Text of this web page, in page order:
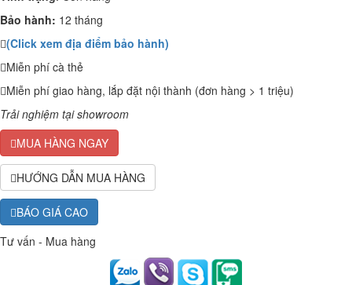
Bảo hành: 12 tháng
(Click xem địa điểm bảo hành)
Miễn phí cà thẻ
Miễn phí giao hàng, lắp đặt nội thành (đơn hàng > 1 triệu)
Trải nghiệm tại showroom
MUA HÀNG NGAY
HƯỚNG DẪN MUA HÀNG
BÁO GIÁ CAO
Tư vấn - Mua hàng